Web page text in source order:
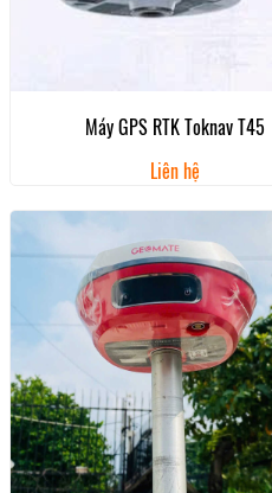
Máy GPS RTK Toknav T45
Liên hệ